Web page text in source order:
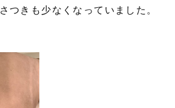
つきも少なくなっていました。